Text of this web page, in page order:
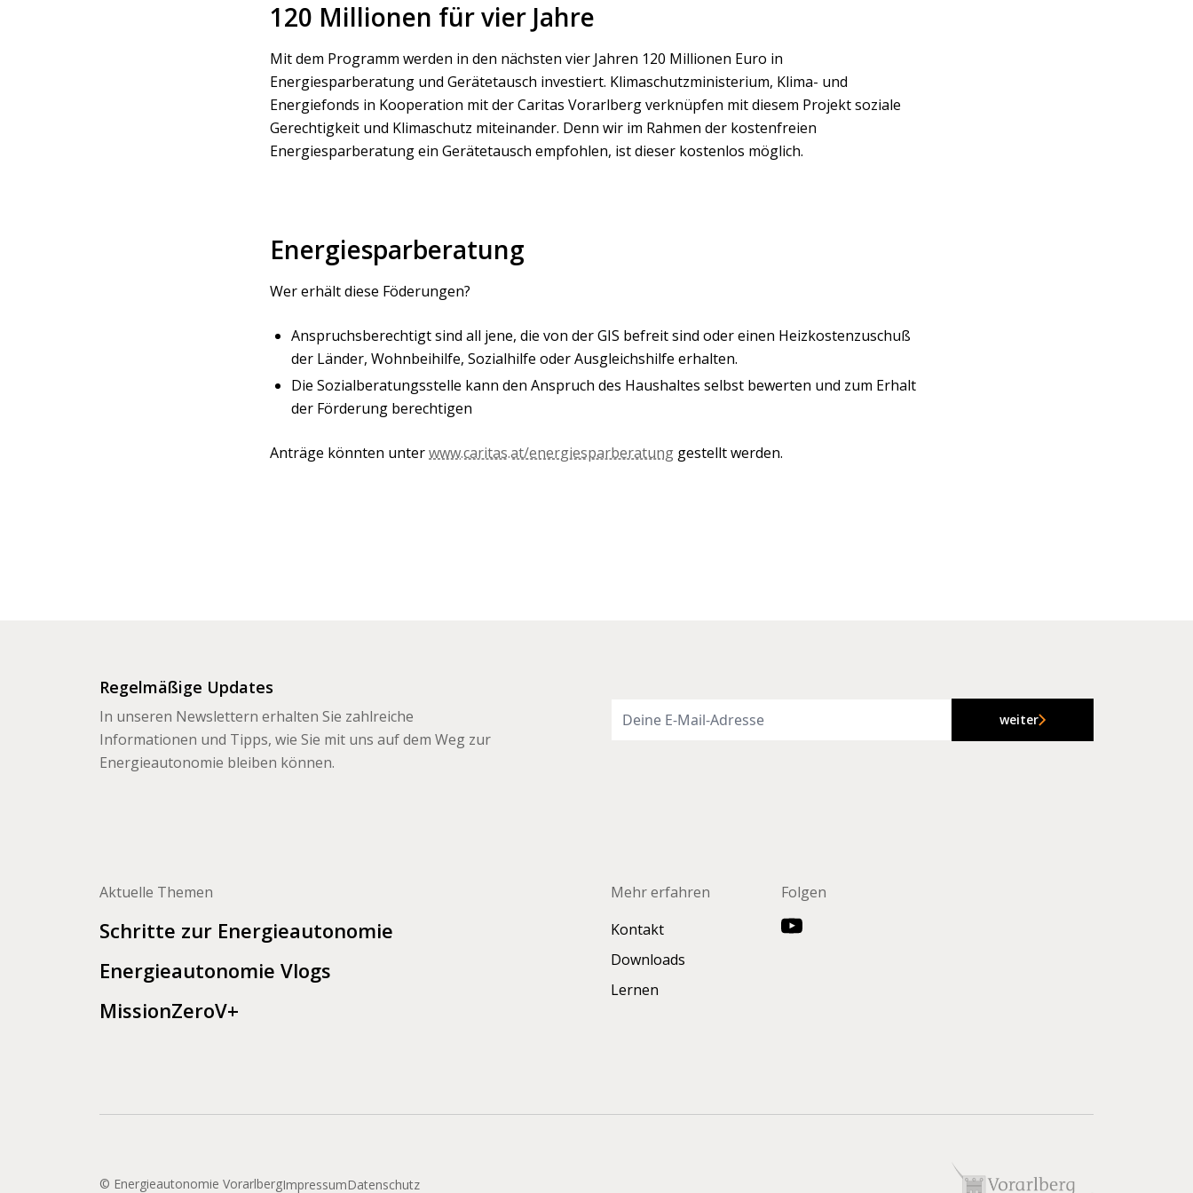
120 Millionen für vier Jahre
Mit dem Programm werden in den nächsten vier Jahren 120 Millionen Euro in
Energiesparberatung und Gerätetausch investiert. Klimaschutzministerium, Klima- und
Energiefonds in Kooperation mit der Caritas Vorarlberg verknüpfen mit diesem Projekt soziale
Gerechtigkeit und Klimaschutz miteinander. Denn wir im Rahmen der kostenfreien
Energiesparberatung ein Gerätetausch empfohlen, ist dieser kostenlos möglich.
Energiesparberatung
Wer erhält diese Föderungen?
Anspruchsberechtigt sind all jene, die von der GIS befreit sind oder einen Heizkostenzuschuß
der Länder, Wohnbeihilfe, Sozialhilfe oder Ausgleichshilfe erhalten.
Die Sozialberatungsstelle kann den Anspruch des Haushaltes selbst bewerten und zum Erhalt
der Förderung berechtigen
Anträge könnten unterwww.caritas.at/energiesparberatung gestellt werden.
Regelmäßige Updates
In unseren Newslettern erhalten Sie zahlreiche
Informationen und Tipps, wie Sie mit uns auf dem Weg zur
Energieautonomie bleiben können.
weiter
Aktuelle Themen
Schritte zur Energieautonomie
Energieautonomie Vlogs
MissionZeroV+
Mehr erfahren
Kontakt
Downloads
Lernen
Folgen
© Energieautonomie VorarlbergImpressumDatenschutz